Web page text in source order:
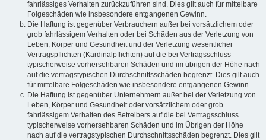
fahrlässiges Verhalten zurückzuführen sind. Dies gilt auch für mittelbare
Folgeschäden wie insbesondere entgangenen Gewinn.
Die Haftung ist gegenüber Verbrauchern außer bei vorsätzlichem oder
grob fahrlässigem Verhalten oder bei Schäden aus der Verletzung von
Leben, Körper und Gesundheit und der Verletzung wesentlicher
Vertragspflichten (Kardinalpflichten) auf die bei Vertragsschluss
typischerweise vorhersehbaren Schäden und im übrigen der Höhe nach
auf die vertragstypischen Durchschnittsschäden begrenzt. Dies gilt auch
für mittelbare Folgeschäden wie insbesondere entgangenen Gewinn.
Die Haftung ist gegenüber Unternehmern außer bei der Verletzung von
Leben, Körper und Gesundheit oder vorsätzlichem oder grob
fahrlässigem Verhalten des Betreibers auf die bei Vertragsschluss
typischerweise vorhersehbaren Schäden und im Übrigen der Höhe
nach auf die vertragstypischen Durchschnittsschäden begrenzt. Dies gilt